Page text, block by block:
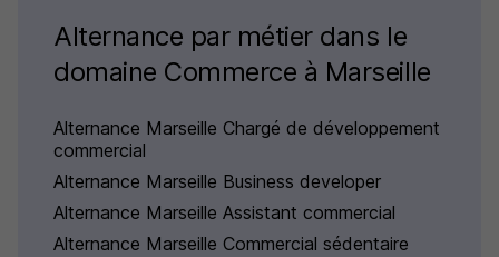
Alternance par métier dans le
domaine Commerce à Marseille
Alternance Marseille Chargé de développement
commercial
Alternance Marseille Business developer
Alternance Marseille Assistant commercial
Alternance Marseille Commercial sédentaire